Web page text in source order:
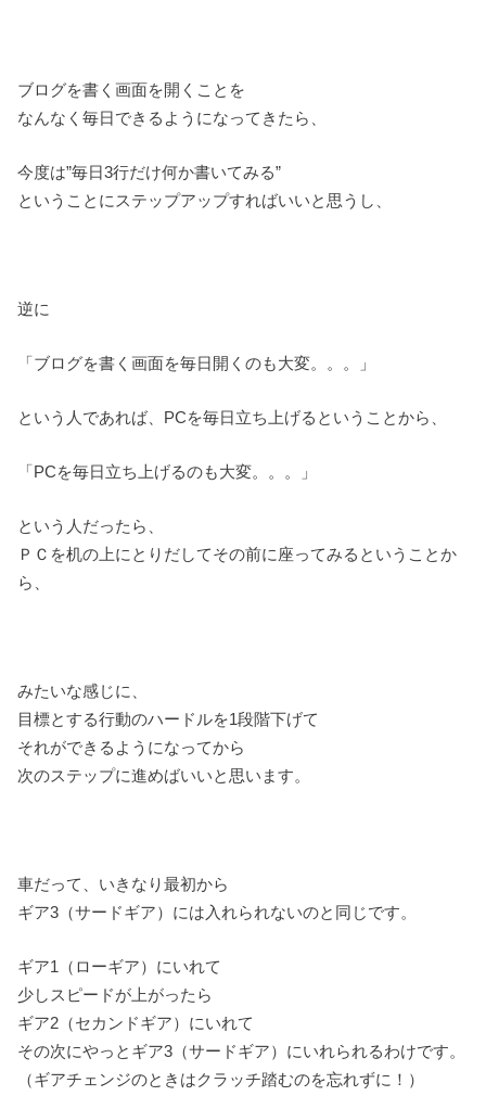
ブログを書く画面を開くことを
なんなく毎日できるようになってきたら、
今度は”毎日3行だけ何か書いてみる”
ということにステップアップすればいいと思うし、
逆に
「ブログを書く画面を毎日開くのも大変。。。」
という人であれば、PCを毎日立ち上げるということから、
「PCを毎日立ち上げるのも大変。。。」
という人だったら、
ＰＣを机の上にとりだしてその前に座ってみるということか
ら、
みたいな感じに、
目標とする行動のハードルを1段階下げて
それができるようになってから
次のステップに進めばいいと思います。
車だって、いきなり最初から
ギア3（サードギア）には入れられないのと同じです。
ギア1（ローギア）にいれて
少しスピードが上がったら
ギア2（セカンドギア）にいれて
その次にやっとギア3（サードギア）にいれられるわけです。
（ギアチェンジのときはクラッチ踏むのを忘れずに！）